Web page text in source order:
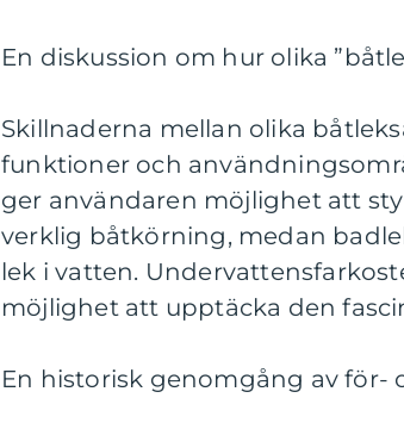
En diskussion om hur olika
Skillnaderna mellan olika
funktioner och
ger användaren möjlighet att
verklig båtkörning, medan
lek i vatten.
möjlighet att upptäcka den
En historisk genomgång av för-